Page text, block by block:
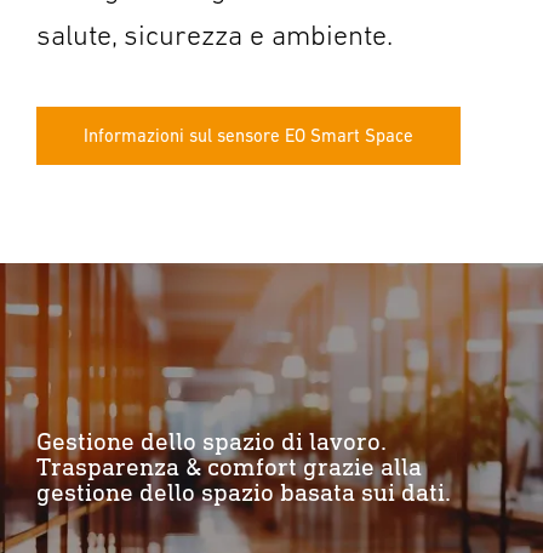
salute, sicurezza e ambiente.
Informazioni sul sensore EO Smart Space
Gestione dello spazio di lavoro.
Trasparenza & comfort grazie alla
gestione dello spazio basata sui dati.